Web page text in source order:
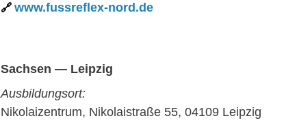
www.fussreflex-nord.de
Sachsen — Leipzig
Ausbildungsort:
Nikolaizentrum, Nikolaistraße 55, 04109 Leipzig